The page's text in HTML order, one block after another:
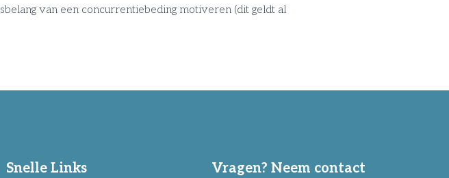
van een concurrentiebeding motiveren (dit geldt al
Snelle Links
Vragen? Neem contact